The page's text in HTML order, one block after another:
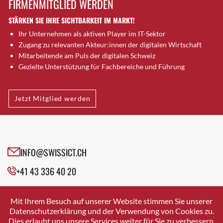
Brütten
Bubendorf
Bubikon
Buchs (SG)
Burgdorf
Bülach
Cazis
Cham
Davos Platz
Davos Platz 1
Dietikon
Dietlikon
FIRMENMITGLIED WERDEN
STÄRKEN SIE IHRE SICHTBARKEIT IM MARKT!
Ihr Unternehmen als aktiven Player im IT-Sektor
Zugang zu relevanten Akteur:innen der digitalen Wirtschaft
Mitarbeitende am Puls der digitalen Schweiz
Gezielte Unterstützung für Fachbereiche und Führung
Jetzt Mitglied werden
INFO@SWISSICT.CH
+41 43 336 40 20
SWISSICT
VULKANSTRASSE 120
8048 ZURICH
Mit Ihrem Besuch auf unserer Website stimmen Sie unserer
Datenschutzerklärung und der Verwendung von Cookies zu.
Dies erlaubt uns unsere Services weiter für Sie zu verbessern.